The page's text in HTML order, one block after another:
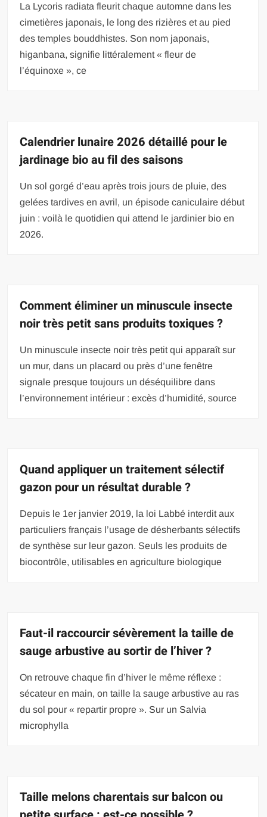
La Lycoris radiata fleurit chaque automne dans les
cimetières japonais, le long des rizières et au pied
des temples bouddhistes. Son nom japonais,
higanbana, signifie littéralement « fleur de
l’équinoxe », ce
Calendrier lunaire 2026 détaillé pour le
jardinage bio au fil des saisons
Un sol gorgé d’eau après trois jours de pluie, des
gelées tardives en avril, un épisode caniculaire début
juin : voilà le quotidien qui attend le jardinier bio en
2026.
Comment éliminer un minuscule insecte
noir très petit sans produits toxiques ?
Un minuscule insecte noir très petit qui apparaît sur
un mur, dans un placard ou près d’une fenêtre
signale presque toujours un déséquilibre dans
l’environnement intérieur : excès d’humidité, source
Quand appliquer un traitement sélectif
gazon pour un résultat durable ?
Depuis le 1er janvier 2019, la loi Labbé interdit aux
particuliers français l’usage de désherbants sélectifs
de synthèse sur leur gazon. Seuls les produits de
biocontrôle, utilisables en agriculture biologique
Faut-il raccourcir sévèrement la taille de
sauge arbustive au sortir de l’hiver ?
On retrouve chaque fin d’hiver le même réflexe :
sécateur en main, on taille la sauge arbustive au ras
du sol pour « repartir propre ». Sur un Salvia
microphylla
Taille melons charentais sur balcon ou